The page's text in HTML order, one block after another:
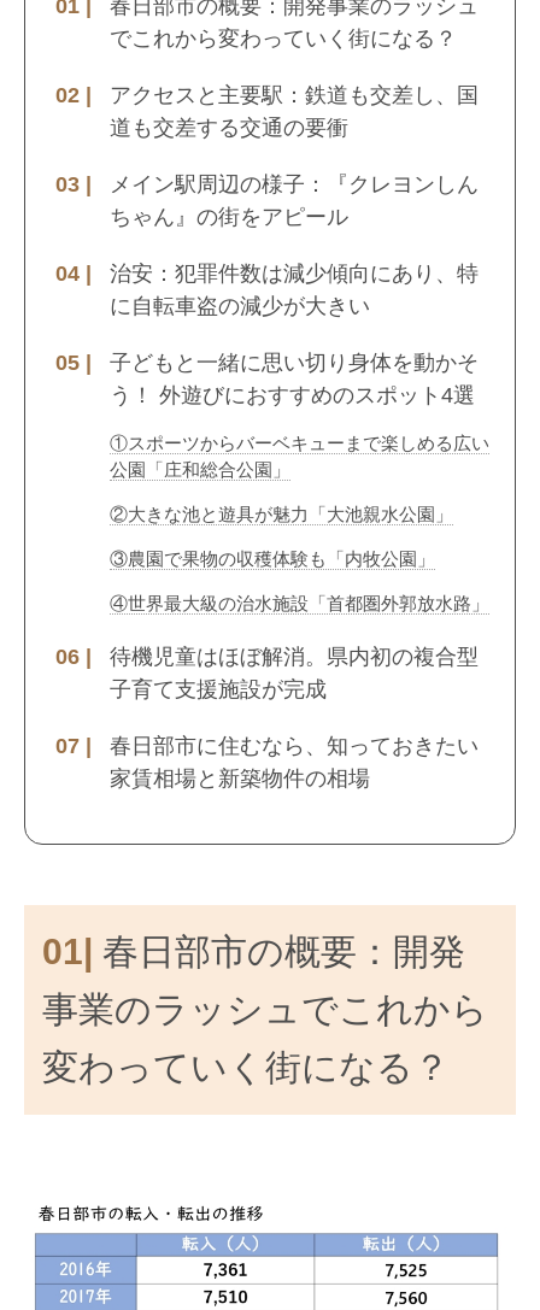
春日部市の概要：開発事業のラッシュ
でこれから変わっていく街になる？
アクセスと主要駅：鉄道も交差し、国
道も交差する交通の要衝
メイン駅周辺の様子：『クレヨンしん
ちゃん』の街をアピール
治安：犯罪件数は減少傾向にあり、特
に自転車盗の減少が大きい
子どもと一緒に思い切り身体を動かそ
う！ 外遊びにおすすめのスポット4選
①スポーツからバーベキューまで楽しめる広い
公園「庄和総合公園」
②大きな池と遊具が魅力「大池親水公園」
③農園で果物の収穫体験も「内牧公園」
④世界最大級の治水施設「首都圏外郭放水路」
待機児童はほぼ解消。県内初の複合型
子育て支援施設が完成
春日部市に住むなら、知っておきたい
家賃相場と新築物件の相場
01| 春日部市の概要：開発
事業のラッシュでこれから
変わっていく街になる？